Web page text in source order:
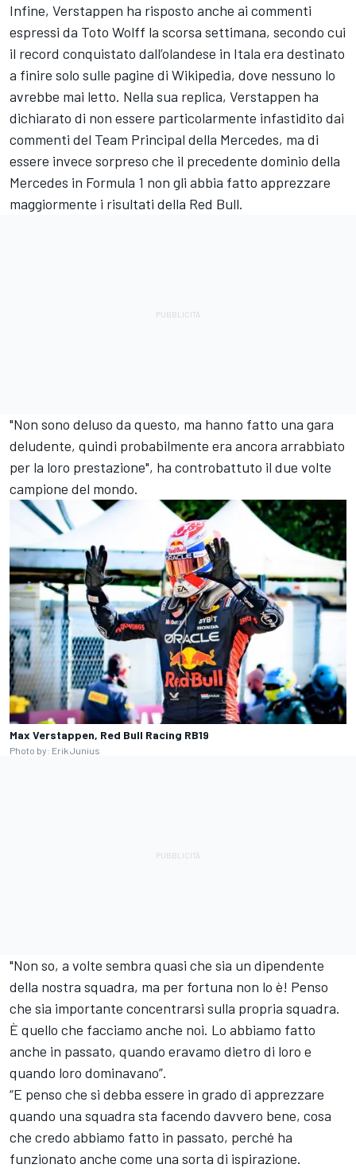
Infine, Verstappen ha risposto anche ai commenti
espressi da Toto Wolff la scorsa settimana, secondo cui
il record conquistato dall’olandese in Itala era destinato
a finire solo sulle pagine di Wikipedia, dove nessuno lo
avrebbe mai letto. Nella sua replica, Verstappen ha
dichiarato di non essere particolarmente infastidito dai
commenti del Team Principal della Mercedes, ma di
essere invece sorpreso che il precedente dominio della
Mercedes in Formula 1 non gli abbia fatto apprezzare
maggiormente i risultati della Red Bull.
"Non sono deluso da questo, ma hanno fatto una gara
deludente, quindi probabilmente era ancora arrabbiato
per la loro prestazione", ha controbattuto il due volte
campione del mondo.
Max Verstappen, Red Bull Racing RB19
Photo by: Erik Junius
"Non so, a volte sembra quasi che sia un dipendente
della nostra squadra, ma per fortuna non lo è! Penso
che sia importante concentrarsi sulla propria squadra.
È quello che facciamo anche noi. Lo abbiamo fatto
anche in passato, quando eravamo dietro di loro e
quando loro dominavano”.
“E penso che si debba essere in grado di apprezzare
quando una squadra sta facendo davvero bene, cosa
che credo abbiamo fatto in passato, perché ha
funzionato anche come una sorta di ispirazione.